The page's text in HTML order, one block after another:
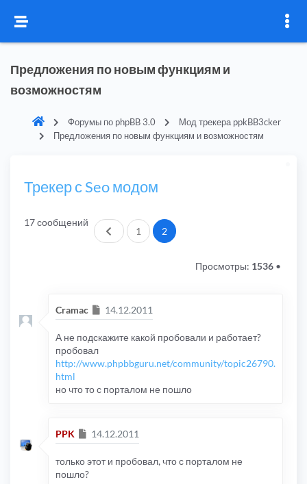
Предложения по новым функциям и
возможностям
Форумы по phpBB 3.0
Мод трекера ppkBB3cker
Предложения по новым функциям и возможностям
Трекер с Seo модом
17 сообщений
Пред.1 2
Просмотры: 1536 •
Cramac Сообщение
14.12.2011
А не подскажите какой пробовали и работает?
пробовал
http://www.phpbbguru.net/community/topic26790.
html
но что то с порталом не пошло
PPK Сообщение
14.12.2011
только этот и пробовал, что с порталом не
пошло?